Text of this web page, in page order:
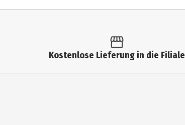
Kostenlose Lieferung in die Filiale